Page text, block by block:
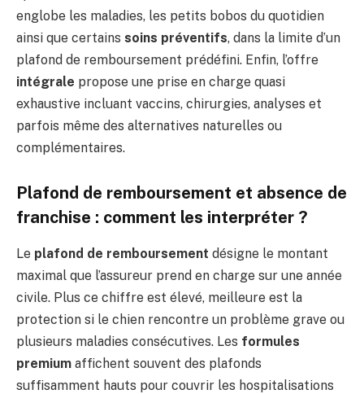
englobe les maladies, les petits bobos du quotidien
ainsi que certains soins préventifs, dans la limite d’un
plafond de remboursement prédéfini. Enfin, l’offre
intégrale propose une prise en charge quasi
exhaustive incluant vaccins, chirurgies, analyses et
parfois même des alternatives naturelles ou
complémentaires.
Plafond de remboursement et absence de
franchise : comment les interpréter ?
Le plafond de remboursement désigne le montant
maximal que l’assureur prend en charge sur une année
civile. Plus ce chiffre est élevé, meilleure est la
protection si le chien rencontre un problème grave ou
plusieurs maladies consécutives. Les formules
premium affichent souvent des plafonds
suffisamment hauts pour couvrir les hospitalisations